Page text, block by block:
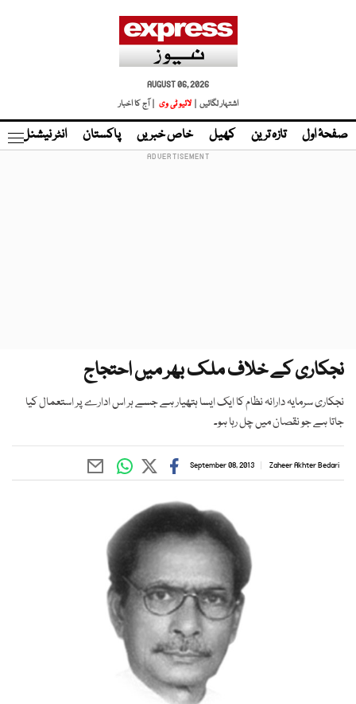
AUGUST 06, 2026
اشتہار لگائیں |
لائیو ٹی وی | آج کا اخبار
صفحۂ اول تازہ ترین کھیل خاص خبریں پاکستان انٹر نیشنل
نجکاری کے خلاف ملک بھر میں احتجاج
نجکاری سرمایہ دارانہ نظام کا ایک ایسا ہتھیار ہے جسے ہر اس ادارے پر استعمال کیا
جاتا ہے جو نقصان میں چل رہا ہو۔
Zaheer Akhter Bedari
September 08, 2013